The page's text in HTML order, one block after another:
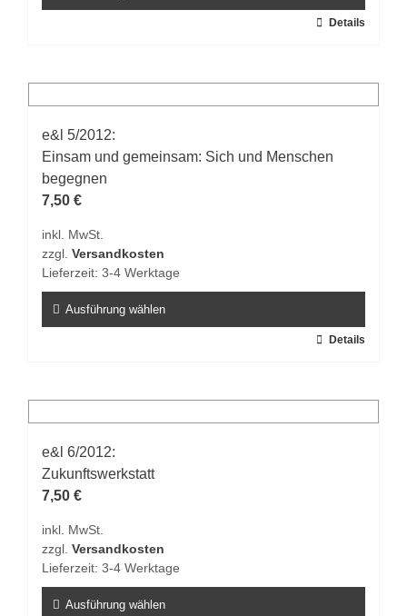
werden
Varianten
auf.
Die
Optionen
können
der
Produktseite
werden
Details
e&l 5/2012:
Einsam und gemeinsam: Sich und Menschen
begegnen
7,50 €
inkl. MwSt.
zzgl. Versandkosten
Lieferzeit: 3-4 Werktage
Ausführung wählen
Varianten
auf.
Die
Optionen
auf
der
gewählt
Details
e&l 6/2012:
Zukunftswerkstatt
7,50 €
inkl. MwSt.
zzgl. Versandkosten
Lieferzeit: 3-4 Werktage
Ausführung wählen